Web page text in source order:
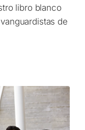
libro blanco
de